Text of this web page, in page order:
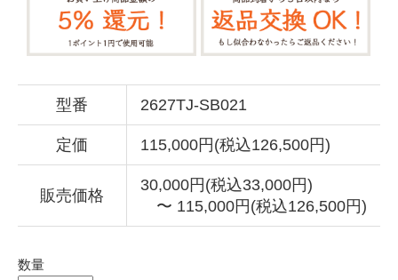
型番 2627TJ-SB021
定価 115,000円(税込126,500円)
販売価格
30,000円(税込33,000円)
〜 115,000円(税込126,500円)
数量